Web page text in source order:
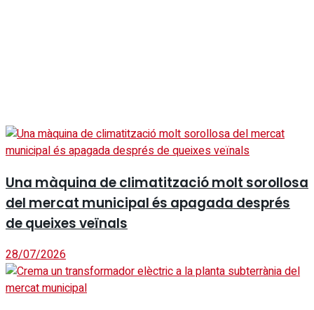
Una màquina de climatització molt sorollosa
del mercat municipal és apagada després
de queixes veïnals
28/07/2026